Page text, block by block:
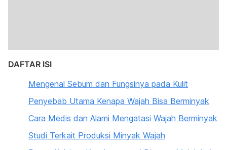
DAFTAR ISI
Mengenal Sebum dan Fungsinya pada Kulit
Penyebab Utama Kenapa Wajah Bisa Berminyak
Cara Medis dan Alami Mengatasi Wajah Berminyak
Studi Terkait Produksi Minyak Wajah